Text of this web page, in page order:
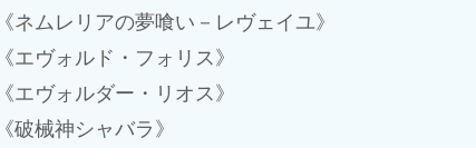
ネムレリアの夢喰い－レヴェイユ》
エヴォルド・フォリス》
エヴォルダー・リオス》
破械神シャバラ》